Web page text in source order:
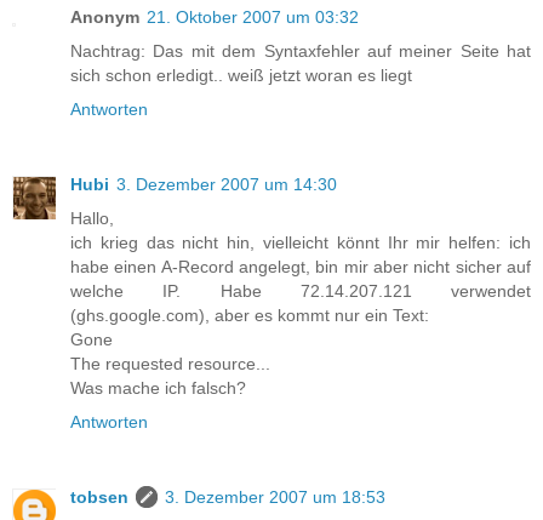
Anonym 21. Oktober 2007 um 03:32
Nachtrag: Das mit dem Syntaxfehler auf meiner Seite hat
sich schon erledigt.. weiß jetzt woran es liegt
Antworten
Hubi 3. Dezember 2007 um 14:30
Hallo,
ich krieg das nicht hin, vielleicht könnt Ihr mir helfen: ich
habe einen A-Record angelegt, bin mir aber nicht sicher auf
welche IP. Habe 72.14.207.121 verwendet
(ghs.google.com), aber es kommt nur ein Text:
Gone
The requested resource...
Was mache ich falsch?
Antworten
tobsen 3. Dezember 2007 um 18:53